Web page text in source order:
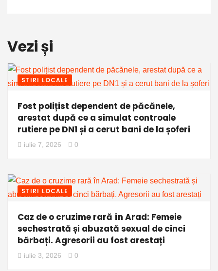
Vezi și
STIRI LOCALE
Fost polițist dependent de păcănele,
arestat după ce a simulat controale
rutiere pe DN1 și a cerut bani de la șoferi
iulie 7, 2026 0
STIRI LOCALE
Caz de o cruzime rară în Arad: Femeie
sechestrată și abuzată sexual de cinci
bărbați. Agresorii au fost arestați
iulie 3, 2026 0